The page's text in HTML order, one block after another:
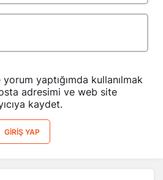
yaptığımda kullanılmak
adresimi ve web site
kaydet.
GIRIŞ YAP